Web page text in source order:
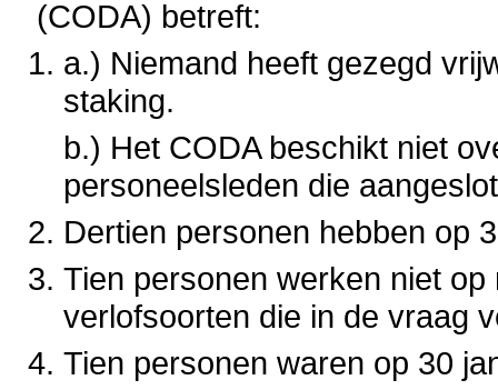
(CODA) betreft:
a.) Niemand heeft gezegd
staking.
b.) Het CODA beschikt niet
personeelsleden die
Dertien personen hebben op
Tien personen werken niet
verlofsoorten die in de vraag
Tien personen waren op 30